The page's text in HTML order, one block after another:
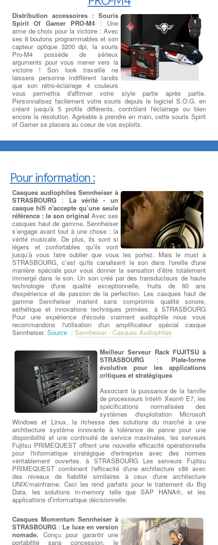
Distribution accessoires : Souris
Spirit Of Gamer PRO-M4 : Une
arme de choix pour la victoire : Avec
ses 8 boutons programmables et son
capteur optique 3200 dpi, la souris
Pro-M4 possède de sérieux
arguments pour vous mener vers la
victoire ! Son look travaillé ne
laissera personne indifférent tandis
que son rétro-éclairage 4 couleurs
vous permettra d'affirmer votre style partie après partie.
Personnalisez facilement votre souris depuis le logiciel S.O.G. en
créant jusqu'à 5 profils différents, contrôlant l'éclairage ou bien
encore la résolution. Agréable à prendre en main, cette souris Spirit
of Gamer se placera au coeur de vos exploits.
Pour information :
Casques audiophiles Sennheiser à
STRASBOURG : La vérité - un
casque hifi n'accepte qu’une seule
référence : le son original Avec ses
casques haut de gamme, Sennheiser
s’engage avant tout à une chose : la
vérité musicale. De plus, ils sont si
légers et confortables qu’ils vont
jusqu’à vous faire oublier que vous les portez. Mais le must à
STRASBOURG, c’est qu'ils canalisent le son dans l'oreille d'une
manière spéciale pour vous donner la sensation d’être totalement
immergé dans le son. Un son créé par des transducteurs de haute
technologie d'une qualité exceptionnelle, fruits de 60 ans
d'expérience et de passion de la perfection. Les casques haut de
gamme Sennheiser marient sans compromis qualité sonore,
esthétique et innovations techniques primées. à STRASBOURG
Pour une expérience d'écoute vraiment audiophile nous vous
recommandons l'utilisation d'un amplificateur spécial casque
Sennheiser. Source : Sennheiser - Casques Audiophiles
Meilleur Serveur Rack FUJITSU à
STRASBOURG : Plate-forme
évolutive pour les applications
critiques et stratégiques
Associant la puissance de la famille
de processeurs Intel® Xeon® E7, les
spécifications normalisées des
systèmes d'exploitation Microsoft
Windows et Linux, la richesse des solutions du marché à une
architecture système innovante à tolérance de panne pour une
disponibilité et une continuité de service maximales, les serveurs
Fujitsu PRIMEQUEST offrent une nouvelle efficacité opérationnelle
pour l'informatique stratégique d'entreprise avec des normes
véritablement ouvertes. à STRASBOURG Les serveurs Fujitsu
PRIMEQUEST combinent l'efficacité d'une architecture x86 avec
des niveaux de fiabilité similaires à ceux d'une architecture
UNIX/mainframe. Ceci les rend parfaits pour le traitement du Big
Data, les solutions in-memory telle que SAP HANA®, et les
applications d’informatique décisionnelle.
Casques Momentum Sennheiser à
STRASBOURG : Le luxe en version
nomade. Conçu pour garantir une
portabilité sans concession, le